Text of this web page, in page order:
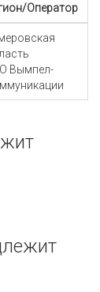
Оператор
Вымпел-